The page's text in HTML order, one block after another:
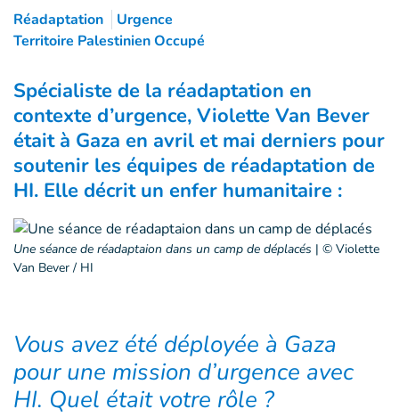
Réadaptation
Urgence
Territoire Palestinien Occupé
Spécialiste de la réadaptation en
contexte d’urgence, Violette Van Bever
était à Gaza en avril et mai derniers pour
soutenir les équipes de réadaptation de
HI. Elle décrit un enfer humanitaire :
Une séance de réadaptaion dans un camp de déplacés | © Violette
Van Bever / HI
Vous avez été déployée à Gaza
pour une mission d’urgence avec
HI. Quel était votre rôle ?